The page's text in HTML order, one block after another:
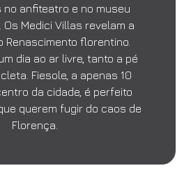
no anfiteatro e no museu
Os Medici Villas revelam a
Renascimento florentino.
dia ao ar livre, tanto a pé
Fiesole, a apenas 10
da cidade, é perfeito
querem fugir do caos de
Florença.